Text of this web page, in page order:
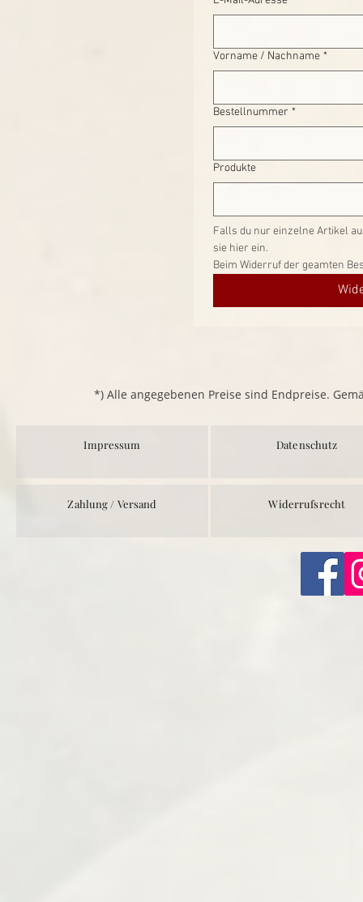
Vorname / Nachname *
Bestellnummer *
Produkte
Falls du nur einzelne Artikel
sie hier ein.
*) Alle angegebenen Preise sind Endpreise.
Impressum
Zahlung / Versand
Datenschutz
Widerrufsrecht